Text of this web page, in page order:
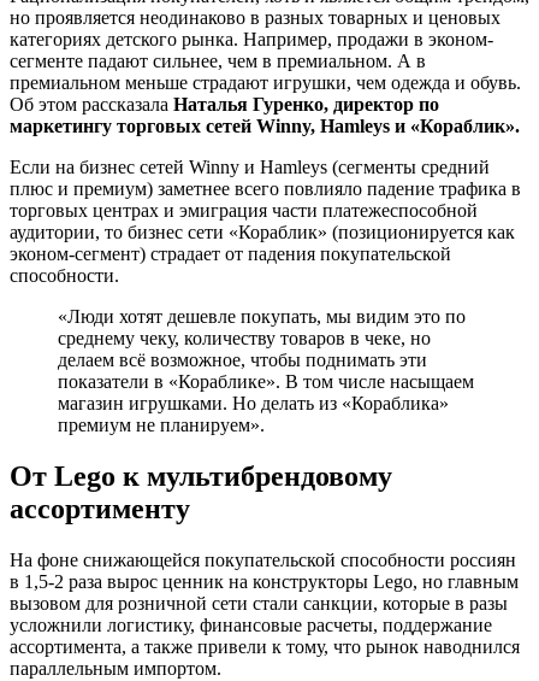
но проявляется неодинаково в разных товарных и ценовых
категориях детского рынка. Например, продажи в эконом-
сегменте падают сильнее, чем в премиальном. А в
премиальном меньше страдают игрушки, чем одежда и обувь.
Об этом рассказала Наталья Гуренко, директор по
маркетингу торговых сетей Winny, Hamleys и «Кораблик».
Если на бизнес сетей Winny и Hamleys (сегменты средний
плюс и премиум) заметнее всего повлияло падение трафика в
торговых центрах и эмиграция части платежеспособной
аудитории, то бизнес сети «Кораблик» (позиционируется как
эконом-сегмент) страдает от падения покупательской
способности.
«Люди хотят дешевле покупать, мы видим это по
среднему чеку, количеству товаров в чеке, но
делаем всё возможное, чтобы поднимать эти
показатели в «Кораблике». В том числе насыщаем
магазин игрушками. Но делать из «Кораблика»
премиум не планируем».
От Lego к мультибрендовому
ассортименту
На фоне снижающейся покупательской способности россиян
в 1,5-2 раза вырос ценник на конструкторы Lego, но главным
вызовом для розничной сети стали санкции, которые в разы
усложнили логистику, финансовые расчеты, поддержание
ассортимента, а также привели к тому, что рынок наводнился
параллельным импортом.